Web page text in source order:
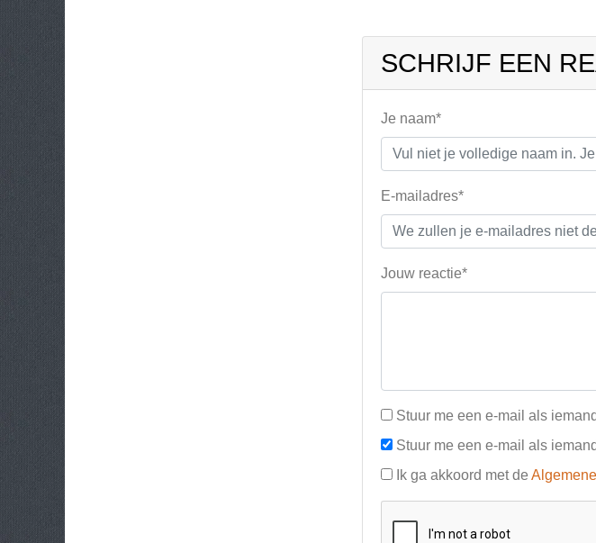
SCHRIJF EEN
Je naam*
E-mailadres*
Jouw reactie*
Stuur me een e-mail als
Stuur me een e-mail als
Ik ga akkoord met de